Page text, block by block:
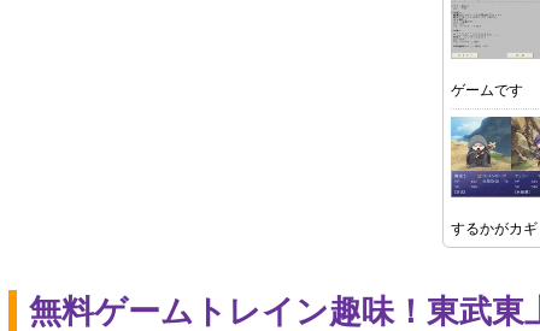
ゲームです
するかがカギ
無料ゲームトレイン趣味！東武東